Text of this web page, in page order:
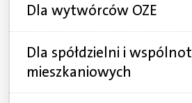
Dla wytwórców OZE
Dla spółdzielni i wspólnot
mieszkaniowych